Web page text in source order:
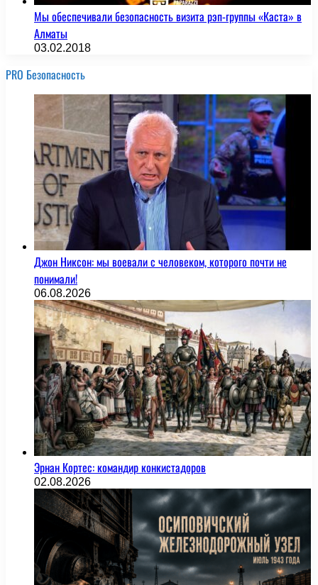
Мы обеспечивали безопасность визита рэп-группы «Каста» в
Алматы
03.02.2018
PRO Безопасность
Джон Никсон: мы воевали с человеком, которого почти не
понимали!
06.08.2026
Эрнан Кортес: командир конкистадоров
02.08.2026